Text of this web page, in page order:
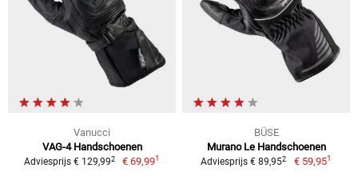
Vanucci
VAG-4 Handschoenen
Adviesprijs € 129,992 € 69,991
BÜSE
Murano Le Handschoenen
Adviesprijs € 89,952 € 59,951